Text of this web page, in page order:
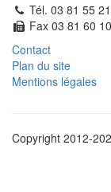
Tél. 03 81 55
Fax 03 81 60
Contact
Plan du site
Mentions légales
Copyright 2012-